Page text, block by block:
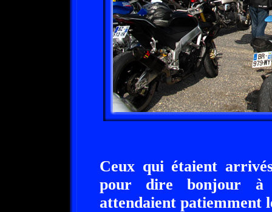
Ceux qui étaient
pour dire bonjour à
attendaient patiemment